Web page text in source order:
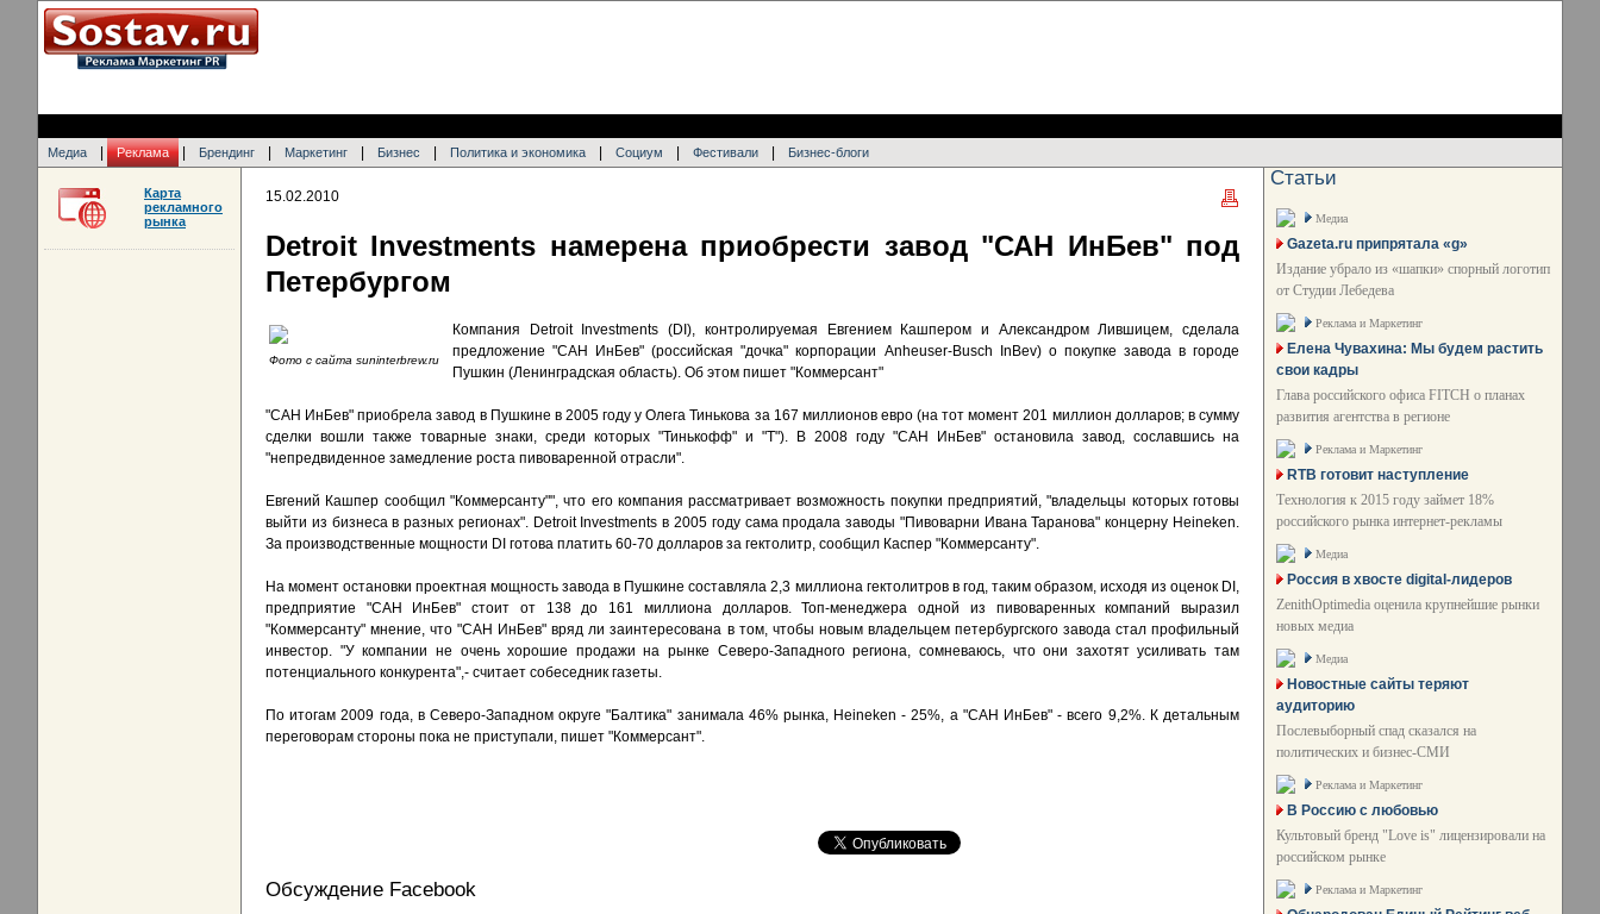
Медиа Реклама Брендинг Маркетинг Бизнес Политика и экономика Социум Фестивали Бизнес-блоги
15.02.2010
Detroit Investments намерена приобрести завод "САН ИнБев" под
Петербургом
Фото с сайта suninterbrew.ru
Компания Detroit Investments (DI), контролируемая Евгением Кашпером и Александром Лившицем, сделала
предложение "САН ИнБев" (российская "дочка" корпорации Anheuser-Busch InBev) о покупке завода в городе
Пушкин (Ленинградская область). Об этом пишет "Коммерсант"
"САН ИнБев" приобрела завод в Пушкине в 2005 году у Олега Тинькова за 167 миллионов евро (на тот момент 201 миллион долларов; в сумму
сделки вошли также товарные знаки, среди которых "Тинькофф" и "Т"). В 2008 году "САН ИнБев" остановила завод, сославшись на
"непредвиденное замедление роста пивоваренной отрасли".
Евгений Кашпер сообщил "Коммерсанту"", что его компания рассматривает возможность покупки предприятий, "владельцы которых готовы
выйти из бизнеса в разных регионах". Detroit Investments в 2005 году сама продала заводы "Пивоварни Ивана Таранова" концерну Heineken.
За производственные мощности DI готова платить 60-70 долларов за гектолитр, сообщил Каспер "Коммерсанту".
На момент остановки проектная мощность завода в Пушкине составляла 2,3 миллиона гектолитров в год, таким образом, исходя из оценок DI,
предприятие "САН ИнБев" стоит от 138 до 161 миллиона долларов. Топ-менеджера одной из пивоваренных компаний выразил
"Коммерсанту" мнение, что "САН ИнБев" вряд ли заинтересована в том, чтобы новым владельцем петербургского завода стал профильный
инвестор. "У компании не очень хорошие продажи на рынке Северо-Западного региона, сомневаюсь, что они захотят усиливать там
потенциального конкурента",- считает собеседник газеты.
По итогам 2009 года, в Северо-Западном округе "Балтика" занимала 46% рынка, Heineken - 25%, а "САН ИнБев" - всего 9,2%. К детальным
переговорам стороны пока не приступали, пишет "Коммерсант".
Обсуждение Facebook
Карта
рекламного
рынка
Статьи
Медиа
Gazeta.ru припрятала «g»
Издание убрало из «шапки» спорный логотип
от Студии Лебедева
Реклама и Маркетинг
Елена Чувахина: Мы будем растить
свои кадры
Глава российского офиса FITCH о планах
развития агентства в регионе
Реклама и Маркетинг
RTB готовит наступление
Технология к 2015 году займет 18%
российского рынка интернет-рекламы
Медиа
Россия в хвосте digital-лидеров
ZenithOptimedia оценила крупнейшие рынки
новых медиа
Медиа
Новостные сайты теряют
аудиторию
Послевыборный спад сказался на
политических и бизнес-СМИ
Реклама и Маркетинг
В Россию с любовью
Культовый бренд "Love is" лицензировали на
российском рынке
Реклама и Маркетинг